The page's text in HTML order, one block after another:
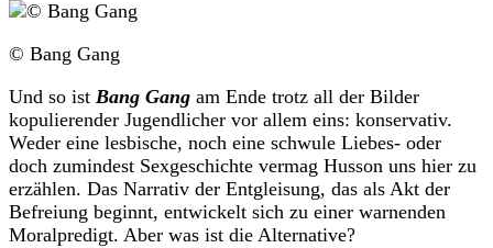
© Bang Gang
Und so ist Bang Gang am Ende trotz all der Bilder
kopulierender Jugendlicher vor allem eins: konservativ.
Weder eine lesbische, noch eine schwule Liebes- oder
doch zumindest Sexgeschichte vermag Husson uns hier zu
erzählen. Das Narrativ der Entgleisung, das als Akt der
Befreiung beginnt, entwickelt sich zu einer warnenden
Moralpredigt. Aber was ist die Alternative?